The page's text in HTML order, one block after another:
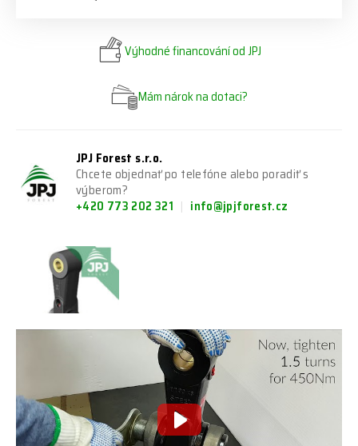
Výhodné financování od JPJ
Mám nárok na dotaci?
JPJ Forest s.r.o.
Chcete objednať po telefóne alebo poradiť s
výberom?
+420 773 202 321
info@jpjforest.cz